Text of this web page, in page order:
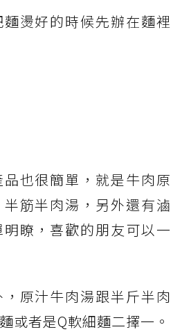
燙好的時候先辦在麵裡
也很簡單，就是牛肉原
筋半肉湯，另外還有滷
瞭，喜歡的朋友可以一
原汁牛肉湯跟半斤半肉
或者是Q軟細麵二擇一。